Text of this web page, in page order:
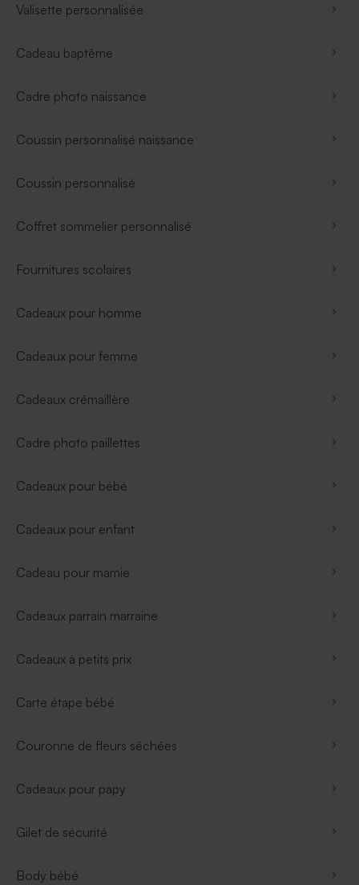
Valisette personnalisée
Cadeau baptême
Cadre photo naissance
Coussin personnalisé naissance
Coussin personnalisé
Coffret sommelier personnalisé
Fournitures scolaires
Cadeaux pour homme
Cadeaux pour femme
Cadeaux crémaillère
Cadre photo paillettes
Cadeaux pour bébé
Cadeaux pour enfant
Cadeau pour mamie
Cadeaux parrain marraine
Cadeaux à petits prix
Carte étape bébé
Couronne de fleurs séchées
Cadeaux pour papy
Gilet de sécurité
Body bébé